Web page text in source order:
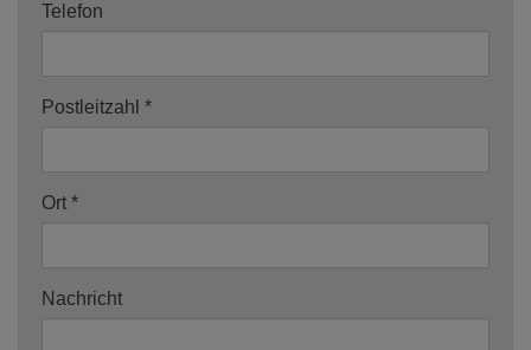
Telefon
Postleitzahl
Ort
Nachricht